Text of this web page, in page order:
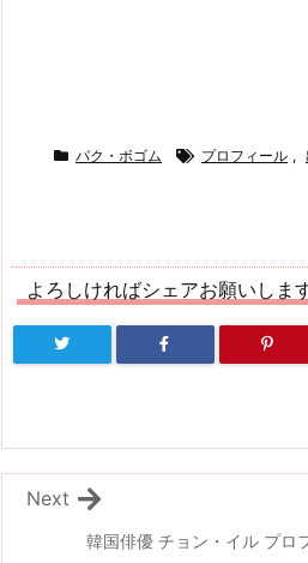
パク・ボゴム プロフィール ,
よろしければシェアお願いしま
韓国俳優 チョン・イル プロ
Next